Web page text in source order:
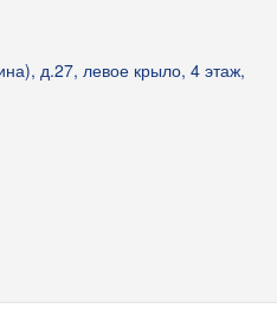
д.27, левое крыло, 4 этаж,